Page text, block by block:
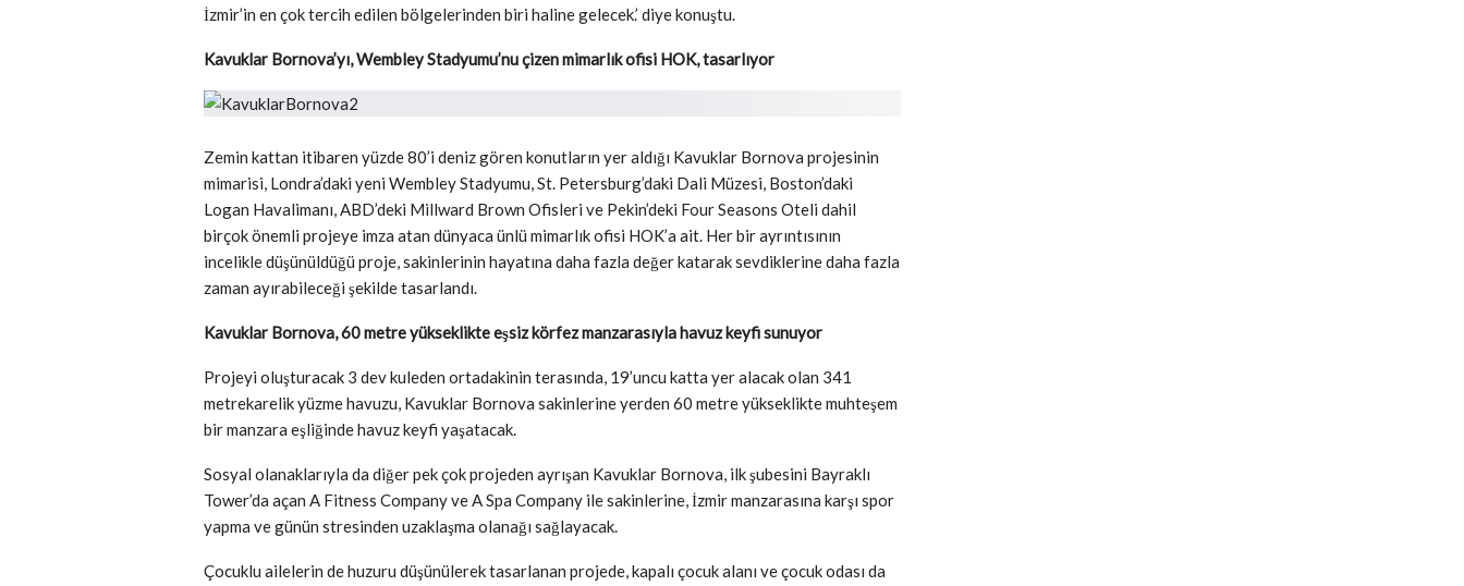
İzmir’in en çok tercih edilen bölgelerinden biri haline gelecek.’ diye konuştu.
Kavuklar Bornova’yı, Wembley Stadyumu’nu çizen mimarlık ofisi HOK, tasarlıyor
Zemin kattan itibaren yüzde 80’i deniz gören konutların yer aldığı Kavuklar Bornova projesinin
mimarisi, Londra’daki yeni Wembley Stadyumu, St. Petersburg’daki Dali Müzesi, Boston’daki
Logan Havalimanı, ABD’deki Millward Brown Ofisleri ve Pekin’deki Four Seasons Oteli dahil
birçok önemli projeye imza atan dünyaca ünlü mimarlık ofisi HOK’a ait. Her bir ayrıntısının
incelikle düşünüldüğü proje, sakinlerinin hayatına daha fazla değer katarak sevdiklerine daha fazla
zaman ayırabileceği şekilde tasarlandı.
Kavuklar Bornova, 60 metre yükseklikte eşsiz körfez manzarasıyla havuz keyfi sunuyor
Projeyi oluşturacak 3 dev kuleden ortadakinin terasında, 19’uncu katta yer alacak olan 341
metrekarelik yüzme havuzu, Kavuklar Bornova sakinlerine yerden 60 metre yükseklikte muhteşem
bir manzara eşliğinde havuz keyfi yaşatacak.
Sosyal olanaklarıyla da diğer pek çok projeden ayrışan Kavuklar Bornova, ilk şubesini Bayraklı
Tower’da açan A Fitness Company ve A Spa Company ile sakinlerine, İzmir manzarasına karşı spor
yapma ve günün stresinden uzaklaşma olanağı sağlayacak.
Çocuklu ailelerin de huzuru düşünülerek tasarlanan projede, kapalı çocuk alanı ve çocuk odası da